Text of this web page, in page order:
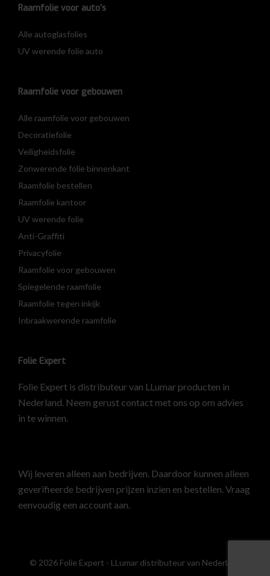
Raamfolie voor auto’s
Alle autoglasfolies
UV werende folie auto
Raamfolie voor gebouwen
Alle raamfolie voor gebouwen
Decoratiefolie
Veiligheidsfolie
Zonwerende folie binnenkant
Raamfolie bestellen
Raamfolie kantoor
UV werende folie
Anti-Graffiti
Privacyfolie
Raamfolie voor gebouwen
Spiegelende raamfolie
Raamfolie tegen inkijk
Inbraakwerende raamfolie
Folie Expert
Folie Expert is distributeur van LLumar producten in
Nederland. Neem gerust contact met ons op om advies
in te winnen.
Wij leveren alleen aan bedrijven. Daardoor kunnen alleen
geverifieerde bedrijven prijzen inzien en bestellen.Vraag
eenvoudig een account aan.
© 2026 Folie Expert - LLumar distributeur van Nederland